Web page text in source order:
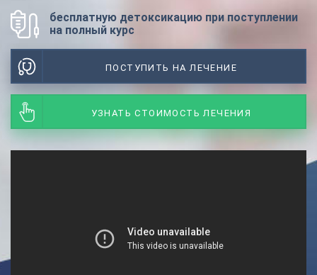
бесплатную детоксикацию при поступлении
на полный курс
ПОСТУПИТЬ НА ЛЕЧЕНИЕ
УЗНАТЬ СТОИМОСТЬ ЛЕЧЕНИЯ